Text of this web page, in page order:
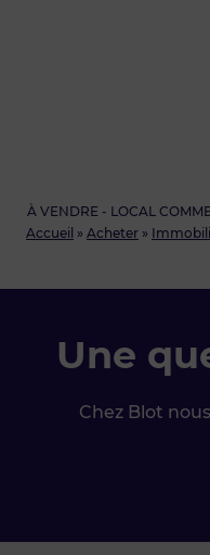
Accueil » Acheter »
À VENDRE - LOCAL
Une
Chez Blot